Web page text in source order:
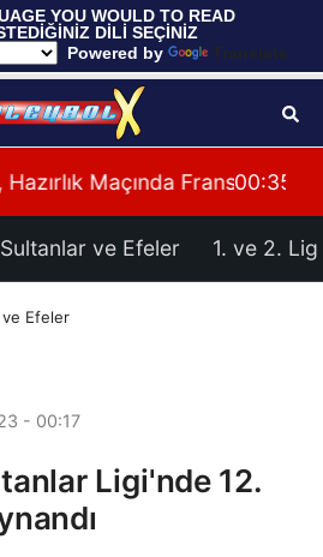
YOU WOULD TO READ
DİLİ SEÇİNİZ
Powered by
Translate
Takımımız Balkan
Sultanlar ve Efeler 1. ve 2. Lig
Efeler
- 00:17
Ligi'nde 12.